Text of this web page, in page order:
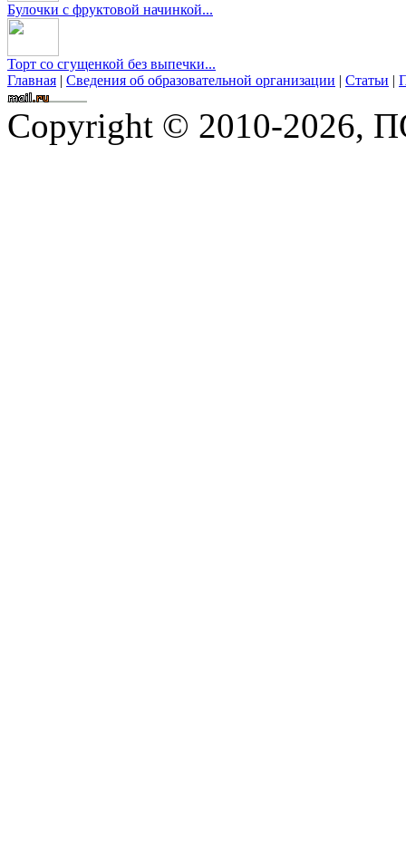
Булочки с фруктовой начинкой...
Торт со сгущенкой без выпечки...
Главная | Сведения об образовательной организации | Статьи |
Copyright © 2010-2026,